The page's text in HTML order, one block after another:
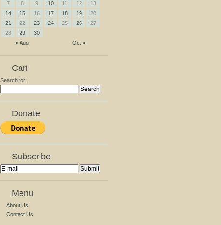
« Aug Oct »
7
8 9 10 11 12
13
14
15 16 17 18 19
20
21
22 23 24 25 26
27
28
29 30
Cari
Search for:
Donate
Subscribe
Menu
About Us
Contact Us